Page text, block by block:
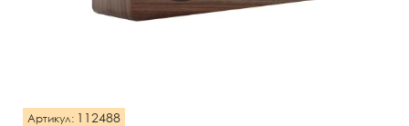
Артикул: 112488